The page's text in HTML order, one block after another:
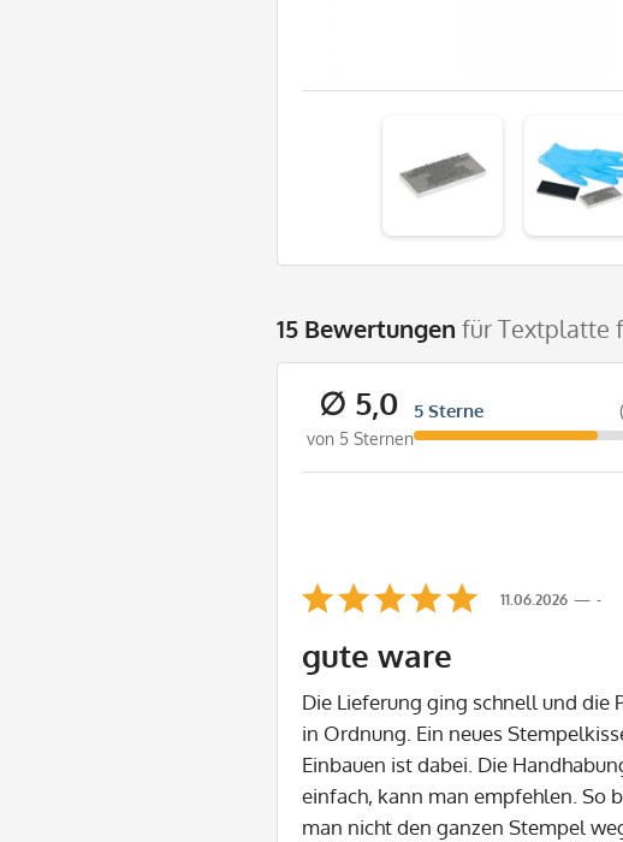
15 Bewertungen für Textplatte
∅ 5,0
von 5 Sternen
5 Sterne
-
11.06.2026
gute ware
Die Lieferung ging schnell und die
in Ordnung. Ein neues
Einbauen ist dabei. Die
einfach, kann man empfehlen. So
man nicht den ganzen Stempel